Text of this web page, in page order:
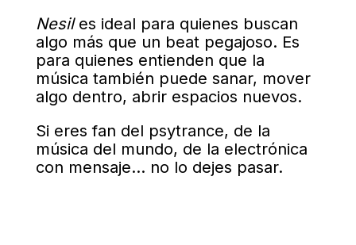
Nesiles ideal para quienes buscan
algo más que un beat pegajoso. Es
para quienes entienden que la
música también puede sanar, mover
algo dentro, abrir espacios nuevos.
Si eres fan del psytrance, de la
música del mundo, de la electrónica
con mensaje… no lo dejes pasar.